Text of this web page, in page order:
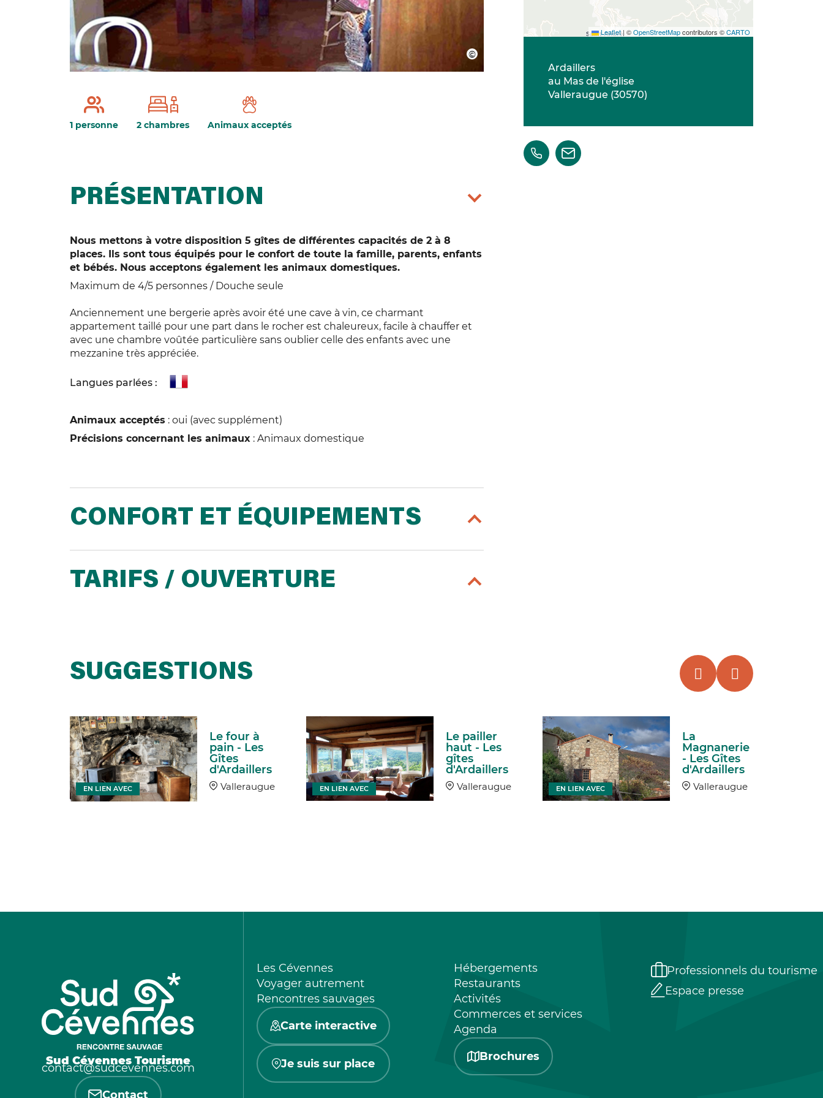
1 personne 2 chambres Animaux acceptés
PRÉSENTATION
Nous mettons à votre disposition 5 gîtes de différentes capacités de 2 à 8
places. Ils sont tous équipés pour le confort de toute la famille, parents, enfants
et bébés. Nous acceptons également les animaux domestiques.
Maximum de 4/5 personnes / Douche seule
Anciennement une bergerie après avoir été une cave à vin, ce charmant
appartement taillé pour une part dans le rocher est chaleureux, facile à chauffer et
avec une chambre voûtée particulière sans oublier celle des enfants avec une
mezzanine très appréciée.
Langues parlées :
Animaux acceptés : oui (avec supplément)
Précisions concernant les animaux : Animaux domestique
CONFORT ET ÉQUIPEMENTS
TARIFS / OUVERTURE
Leaflet |©OpenStreetMapcontributors ©CARTO
Ardaillers
au Mas de l'église
Valleraugue (30570)
SUGGESTIONS
Le four à
pain - Les
Gîtes
d'Ardaillers
Valleraugue
EN LIEN AVEC
Le pailler
haut - Les
gîtes
d'Ardaillers
Valleraugue
EN LIEN AVEC
La
Magnanerie
- Les Gîtes
d'Ardaillers
Valleraugue
EN LIEN AVEC
Sud Cévennes Tourisme
contact@sudcevennes.com
Contact
Les Cévennes
Voyager autrement
Rencontres sauvages
Carte interactive
Je suis sur place
Hébergements
Restaurants
Activités
Commerces et services
Agenda
Brochures
Professionnels du tourisme
Espace presse